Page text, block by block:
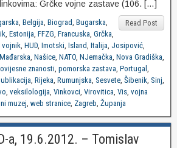
Grčke vojne zastave (106. […]
Read Post
, Belgija, Biograd, Bugarska,
, Estonija, FFZG, Francuska, Grčka,
vojnik, HUD, Imotski, Island, Italija, Josipović,
Mađarska, Našice, NATO, NJemačka, Nova Gradiška,
znanosti, pomorska zastava, Portugal ,
, Rijeka, Rumunjska, Sesvete, Šibenik, Sinj,
, veksilologija, Vinkovci, Virovitica, Vis, vojna
muzej, web stranice, Zagreb, Županja
a, 19.6.2012. – Tomislav